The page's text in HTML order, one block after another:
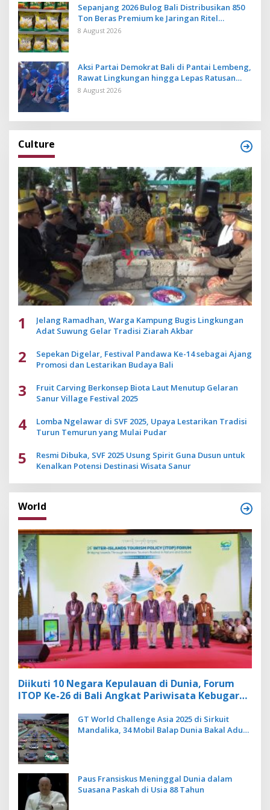
Sepanjang 2026 Bulog Bali Distribusikan 850
Ton Beras Premium ke Jaringan Ritel
Moderen
8 August 2026
Aksi Partai Demokrat Bali di Pantai Lembeng,
Rawat Lingkungan hingga Lepas Ratusan
Tukik Bedawang Nala
8 August 2026
Culture
1
Jelang Ramadhan, Warga Kampung Bugis Lingkungan
Adat Suwung Gelar Tradisi Ziarah Akbar
2
Sepekan Digelar, Festival Pandawa Ke-14 sebagai Ajang
Promosi dan Lestarikan Budaya Bali
3
Fruit Carving Berkonsep Biota Laut Menutup Gelaran
Sanur Village Festival 2025
4
Lomba Ngelawar di SVF 2025, Upaya Lestarikan Tradisi
Turun Temurun yang Mulai Pudar
5
Resmi Dibuka, SVF 2025 Usung Spirit Guna Dusun untuk
Kenalkan Potensi Destinasi Wisata Sanur
World
Diikuti 10 Negara Kepulauan di Dunia, Forum
ITOP Ke-26 di Bali Angkat Pariwisata Kebugaran
GT World Challenge Asia 2025 di Sirkuit
Mandalika, 34 Mobil Balap Dunia Bakal Adu
Paus Fransiskus Meninggal Dunia dalam
Suasana Paskah di Usia 88 Tahun